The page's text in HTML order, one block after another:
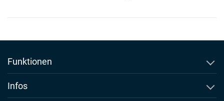
Funktionen
Anrufprotokolle überwachen
Infos